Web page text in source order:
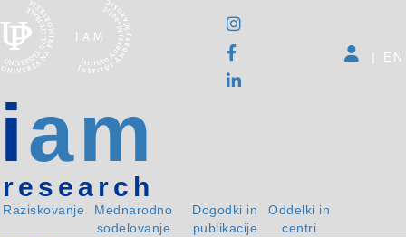
iam
research
Raziskovanje
Mednarodno
sodelovanje
Dogodki in
publikacije
Oddelki in
centri
| EN